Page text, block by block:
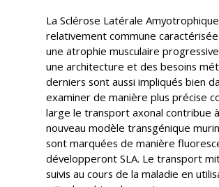
La Sclérose Latérale
relativement commune
une atrophie musculaire
une architecture et des besoins
derniers sont aussi impliqués bien
examiner de manière plus précise
large le transport axonal contribue
nouveau modèle transgénique
sont marquées de manière
développeront SLA. Le transport
suivis au cours de la maladie en